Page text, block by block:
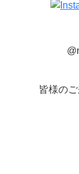
皆様の